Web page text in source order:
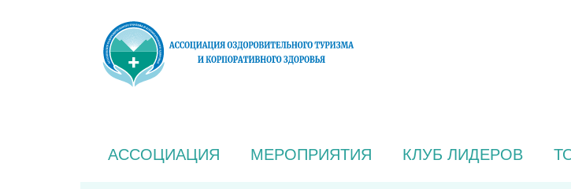
АССОЦИАЦИЯ МЕРОПРИЯТИЯ КЛУБ ЛИДЕРОВ